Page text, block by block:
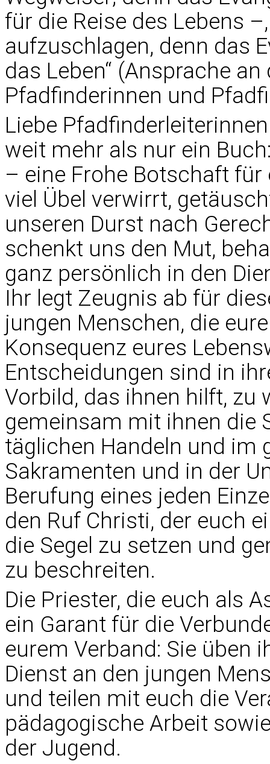
für die Reise des Lebens
aufzuschlagen, denn das
das Leben“ (Ansprache
Pfadfinderinnen und
Liebe
weit mehr als nur ein
– eine Frohe Botschaft
viel Übel verwirrt,
unseren Durst nach
schenkt uns den Mut,
ganz persönlich in den
Ihr legt Zeugnis ab für
jungen Menschen, die
Konsequenz eures
Entscheidungen sind in
Vorbild, das ihnen hilft, zu
gemeinsam mit ihnen die
täglichen Handeln und im
Sakramenten und in der
Berufung eines jeden
den Ruf Christi, der euch
die Segel zu setzen und
zu beschreiten.
Die Priester, die euch als
ein Garant für die
eurem Verband: Sie üben
Dienst an den jungen
und teilen mit euch die
pädagogische Arbeit
der Jugend.